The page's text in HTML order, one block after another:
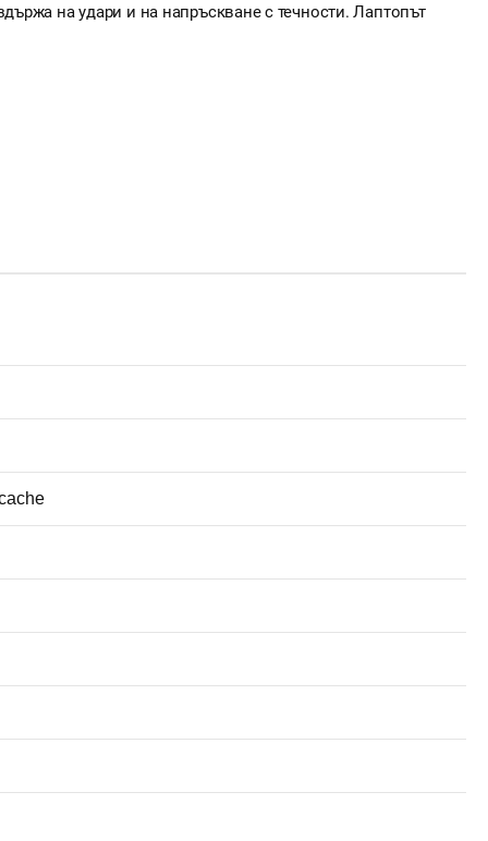
на удари и на напръскване с течности. Лаптопът